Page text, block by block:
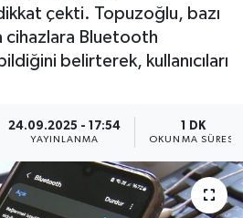
çekti. Topuzoğlu, bazı
cihazlara Bluetooth
belirterek, kullanıcıları
24.09.2025 - 17:54
YAYINLANMA
1 DK
OKUNMA SÜRESI